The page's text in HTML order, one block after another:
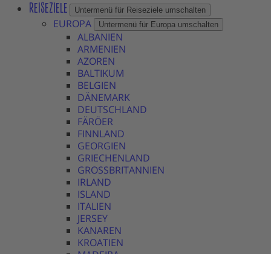
REISEZIELE Untermenü für Reiseziele umschalten
EUROPA Untermenü für Europa umschalten
ALBANIEN
ARMENIEN
AZOREN
BALTIKUM
BELGIEN
DÄNEMARK
DEUTSCHLAND
FÄRÖER
FINNLAND
GEORGIEN
GRIECHENLAND
GROSSBRITANNIEN
IRLAND
ISLAND
ITALIEN
JERSEY
KANAREN
KROATIEN